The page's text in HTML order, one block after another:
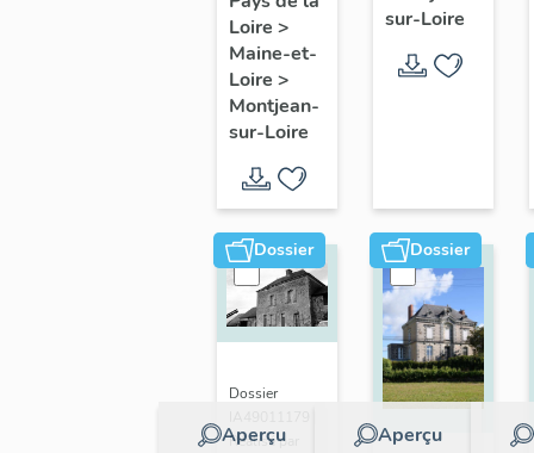
Maison
Blanche
Loire >
Maine-et-
Loire >
Montjean-
sur-Loire
sur-Loire
Dossier
Aperçu
Dossier
Réalisé par
Dossier
Aperçu